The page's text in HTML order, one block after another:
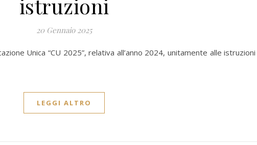
istruzioni
20 Gennaio 2025
Unica “CU 2025”, relativa all’anno 2024, unitamente alle
LEGGI ALTRO